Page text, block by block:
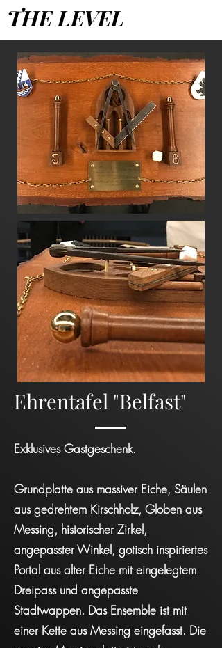
THE LEVEL
Ehrentafel "Belfast"
Exklusives Gastgeschenk.
Grundplatte aus massiver Eiche, Säulen
aus gedrehtem Kirschholz, Globen aus
Messing, historischer Zirkel,
angepasster Winkel, gotisch inspiriertes
Portal aus alter Eiche mit eingelegtem
Dreipass und angepasste
Stadtwappen. Das Ensemble ist mit
einer Kette aus Messing eingefasst. Die